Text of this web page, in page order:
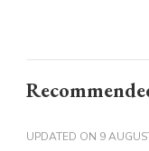
UPDATED ON 9